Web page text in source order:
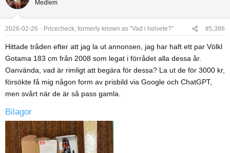
t
i
o
n
s
:
Medlem
2026-02-26 Pricecheck, formerly known as "Vad i helvete?" #5,386
Hittade tråden efter att jag la ut annonsen, jag har haft ett par Völkl
Gotama 183 cm från 2008 som legat i förrådet alla dessa år.
Oanvända, vad är rimligt att begära för dessa? La ut de för 3000 kr,
försökte få mig någon form av prisbild via Google och ChatGPT,
men svårt när de är så pass gamla.
Bilagor